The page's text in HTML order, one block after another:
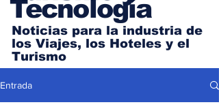
Tecnología
Noticias para la industria de
los Viajes, los Hoteles y el
Turismo
Entrada